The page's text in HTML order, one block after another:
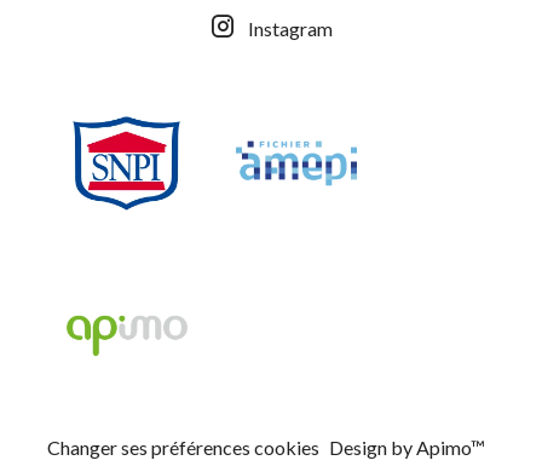
Instagram
Changer ses préférences cookies Design byApimo™